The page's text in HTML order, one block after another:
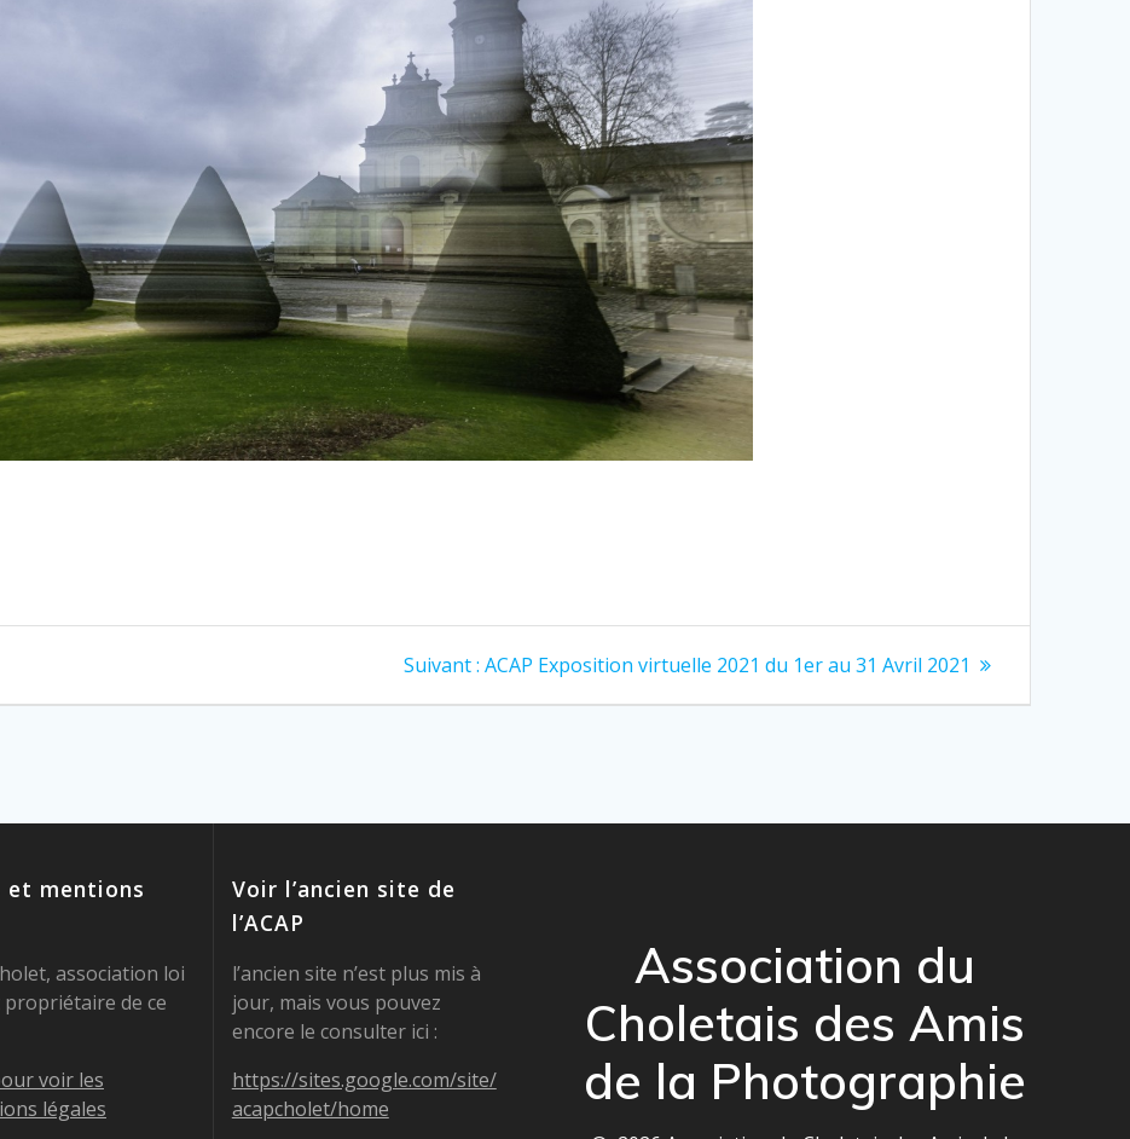
Suivant : Article
ACAP Exposition virtuelle 2021 du 1er au 31 Avril 2021
et mentions
association loi
propriétaire de ce
voir les
légales
Voir l’ancien site de
l’ACAP
l’ancien site n’est plus mis à
jour, mais vous pouvez
encore le consulter ici :
https://sites.google.com/site/
acapcholet/home
Association du
Choletais des Amis
de la Photographie